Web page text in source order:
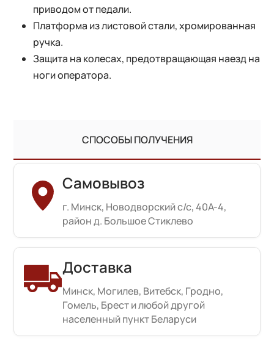
приводом от педали.
Платформа из листовой стали, хромированная
ручка.
Защита на колесах, предотвращающая наезд на
ноги оператора.
СПОСОБЫ ПОЛУЧЕНИЯ
Самовывоз
г. Минск, Новодворский с/с, 40А-4,
район д. Большое Стиклево
Доставка
Минск, Могилев, Витебск, Гродно,
Гомель, Брест и любой другой
населенный пункт Беларуси